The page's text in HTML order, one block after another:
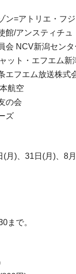
ン=アトリエ・フ
館/アンスティチュ
会 NCV新潟セン
ット・エフエム
エフエム放送株式
航空
の会
ズ
(月)、31日(月)、8
まで。